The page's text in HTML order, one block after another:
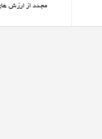
مجدد از ارزش